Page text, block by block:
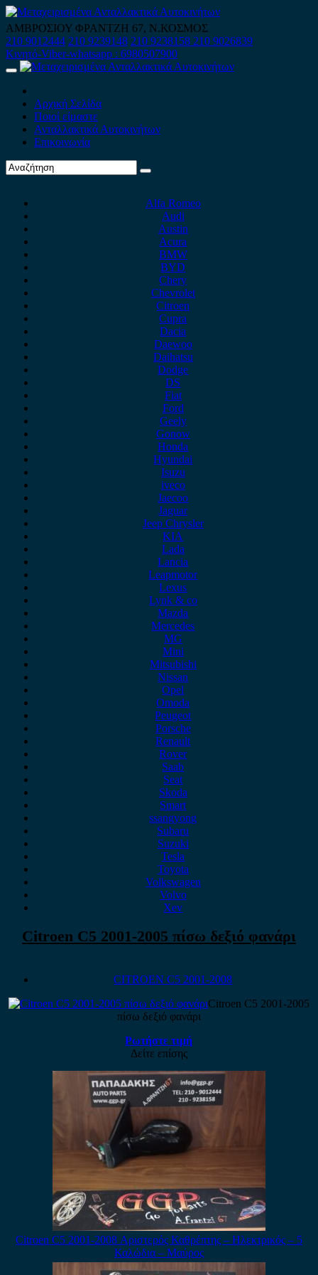
Skip
to
content
ΑΜΒΡΟΣΙΟΥ ΦΡΑΝΤΖΗ 67, Ν.ΚΟΣΜΟΣ
210 9012444 210 9239148 210 9238158 210 9026839
Κινητό-Viber-whatsapp : 6980507900
Primary
Αρχική Σελίδα
Ποιοί είμαστε
Ανταλλακτικά Αυτοκινήτων
Επικοινωνία
Alfa Romeo
Audi
Austin
Acura
BMW
BYD
Chery
Chevrolet
Citroen
Cupra
Dacia
Daewoo
Daihatsu
Dodge
DS
Fiat
Ford
Geely
Gonow
Honda
Hyundai
Isuzu
iveco
Jaecoo
Jaguar
Jeep Chrysler
KIA
Lada
Lancia
Leapmotor
Lexus
Lynk & co
Mazda
Mercedes
MG
Mini
Mitsubishi
Nissan
Opel
Omoda
Peugeot
Porsche
Renault
Rover
Saab
Seat
Skoda
Smart
ssangyong
Subaru
Suzuki
Tesla
Toyota
Volkswagen
Volvo
Xev
Citroen C5 2001-2005 πίσω δεξιό φανάρι
CITROEN C5 2001-2008
Citroen C5 2001-2005
πίσω δεξιό φανάρι
Ρωτήστε τιμή
Δείτε επίσης
Citroen C5 2001-2008 Αριστερός Καθρέπτης – Ηλεκτρικός – 5
Καλώδια – Μαύρος